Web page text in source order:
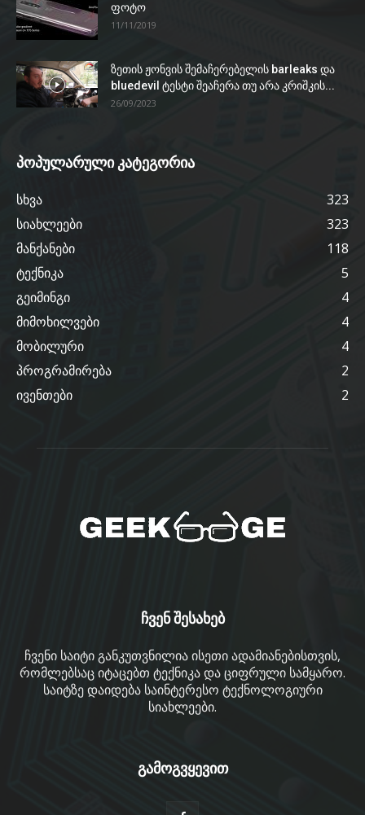
ფოტო
11/11/2019
ზეთის ჟონვის შემაჩერებელის barleaks და
bluedevil ტესტი შეაჩერა თუ არა კრიშკის...
26/09/2023
პოპულარული კატეგორია
სხვა
323
სიახლეები
323
მანქანები
118
ტექნიკა
5
გეიმინგი
4
მიმოხილვები
4
მობილური
4
პროგრამირება
2
ივენთები
2
ჩვენ შესახებ
ჩვენი საიტი განკუთვნილია ისეთი ადამიანებისთვის,
რომლებსაც იტაცებთ ტექნიკა და ციფრული სამყარო.
საიტზე დაიდება საინტერესო ტექნოლოგიური
სიახლეები.
გამოგვყევით